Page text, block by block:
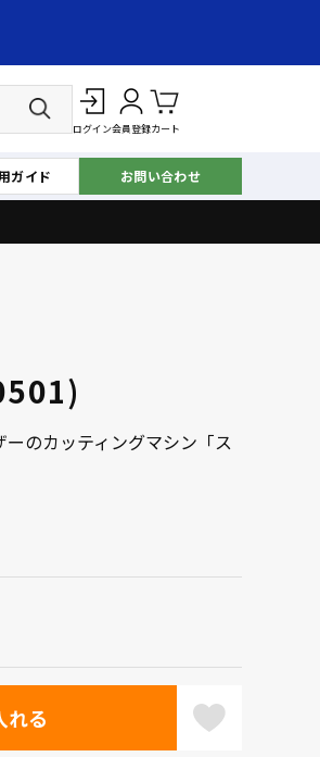
ログイン会員登録カート
ガイド お問い合わせ
ーのカッティングマシン「ス
れる